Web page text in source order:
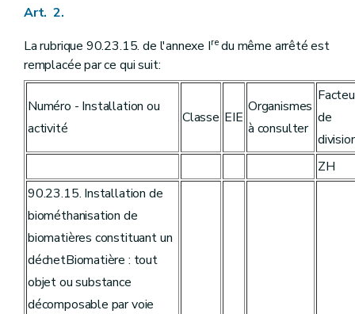
Art. 2.
La rubrique 90.23.15. de l'annexe Iredu même arrêté est
remplacée par ce qui suit:
Numéro - Installation ou
activité
Classe EIE
Organismes
à consulter
de
ZH
90.23.15. Installation de
biométhanisation de
biomatières constituant un
déchetBiomatière : tout
objet ou substance
décomposable par voie